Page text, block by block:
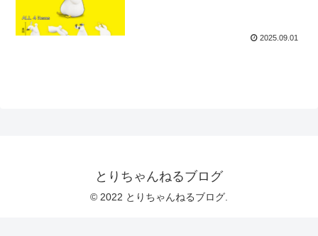
2025.09.01
とりちゃんねるブログ
© 2022 とりちゃんねるブログ.